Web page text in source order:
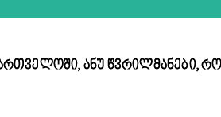
ანუ წვრილმანები,